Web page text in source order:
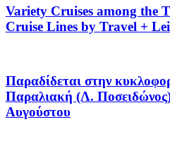
Variety Cruises among the
Cruise Lines by Travel +
Παραδίδεται στην
Παραλιακή (Λ.
Αυγούστου